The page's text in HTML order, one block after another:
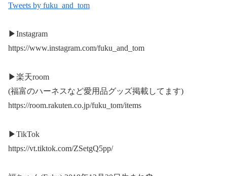
Tweets by fuku_and_tom
▶︎Instagram
https://www.instagram.com/fuku_and_tom
▶︎楽天room
(福富のハーネスなど愛用品グッズ掲載してます)
https://room.rakuten.co.jp/fuku_tom/items
▶︎TikTok
https://vt.tiktok.com/ZSetgQ5pp/